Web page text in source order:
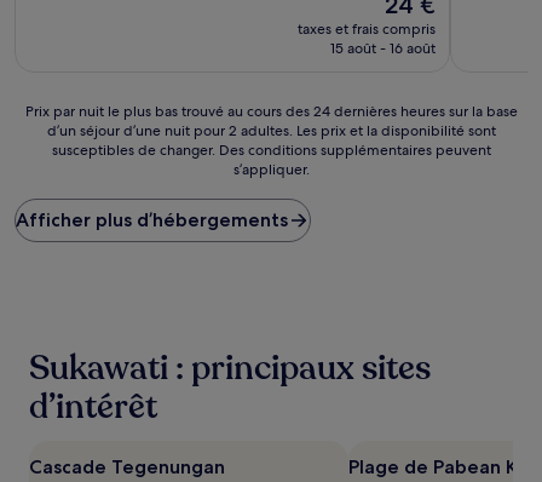
nouveau
prix
24 €
taxes et frais compris
15 août - 16 août
Prix
plus
bas
trouvé
heures
sur
base
séjour
Prix par nuit le plus bas trouvé au cours des 24 dernières heures sur la base
d’un séjour d’une nuit pour 2 adultes. Les prix et la disponibilité sont
susceptibles de changer. Des conditions supplémentaires peuvent
s’appliquer.
Afficher plus d’hébergements
Sukawati : principaux sites
d’intérêt
Cascade Tegenungan Plage de Pabean